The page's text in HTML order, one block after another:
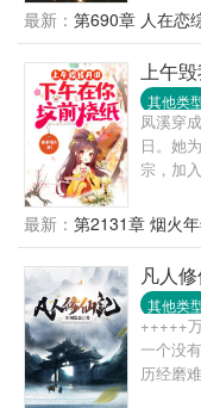
牵线找
接抱了
交给别
啦，撒
托拜托~
家要嘛~
欸~用最
⑤、兽世
我超甜
最新： 第690章 人在恋
上午
其他类
凤溪穿
日。她
宗，加
狗了不
的血能
女主一
来一大
足！”吞
主：
血脉的
哪怕最
最新： 第2131章 烟火
凡人
其他类
+++++
一个没
历经磨